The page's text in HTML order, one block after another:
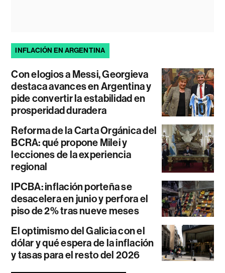
INFLACIÓN EN ARGENTINA
Con elogios a Messi, Georgieva
destaca avances en Argentina y
pide convertir la estabilidad en
prosperidad duradera
Reforma de la Carta Orgánica del
BCRA: qué propone Milei y
lecciones de la experiencia
regional
IPCBA: inflación porteña se
desacelera en junio y perfora el
piso de 2% tras nueve meses
El optimismo del Galicia con el
dólar y qué espera de la inflación
y tasas para el resto del 2026